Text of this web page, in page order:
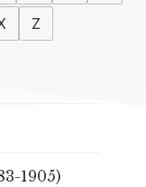
Z
1905)